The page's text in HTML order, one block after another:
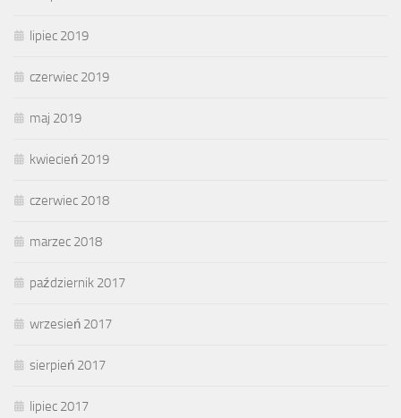
lipiec 2019
czerwiec 2019
maj 2019
kwiecień 2019
czerwiec 2018
marzec 2018
październik 2017
wrzesień 2017
sierpień 2017
lipiec 2017